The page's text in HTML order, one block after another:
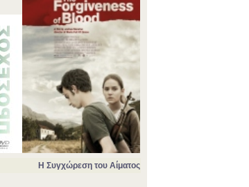
Η Συγχώρεση του Αίματος